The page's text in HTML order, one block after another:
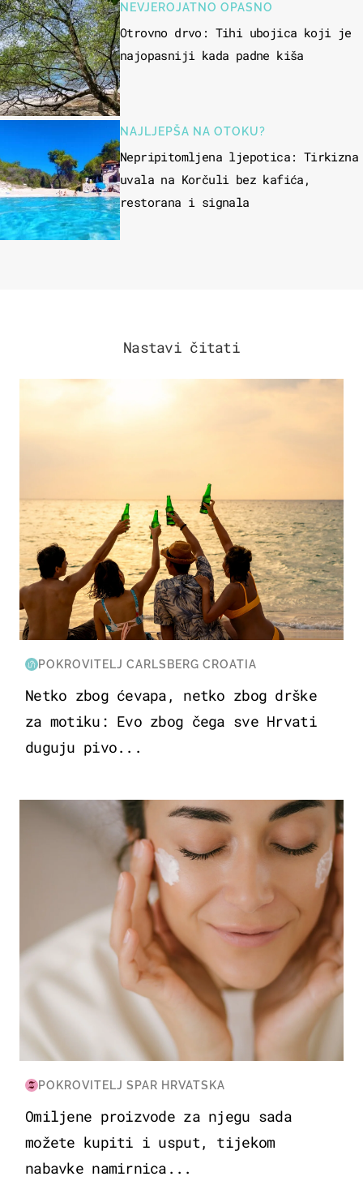
NEVJEROJATNO OPASNO
Otrovno drvo: Tihi ubojica koji je
najopasniji kada padne kiša
NAJLJEPŠA NA OTOKU?
Nepripitomljena ljepotica: Tirkizna
uvala na Korčuli bez kafića,
restorana i signala
Nastavi čitati
POKROVITELJ CARLSBERG CROATIA
Netko zbog ćevapa, netko zbog drške
za motiku: Evo zbog čega sve Hrvati
duguju pivo...
MODA & LJEPOTA
POKROVITELJ SPAR HRVATSKA
Omiljene proizvode za njegu sada
možete kupiti i usput, tijekom
nabavke namirnica...